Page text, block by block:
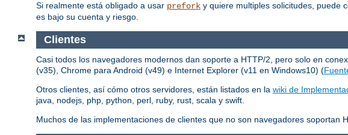
Si realmente está obligado a usar prefork y quiere multiples solicitudes, puede
es bajo su cuenta y riesgo.
Clientes
Casi todos los navegadores modernos dan soporte a HTTP/2, pero solo en
(v35), Chrome para Android (v49) e Internet Explorer (v11 en Windows10) (
Otros clientes, así cómo otros servidores, están listados en la wiki de
java, nodejs, php, python, perl, ruby, rust, scala y swift.
Muchos de las implementaciones de clientes que no son navegadores soportan